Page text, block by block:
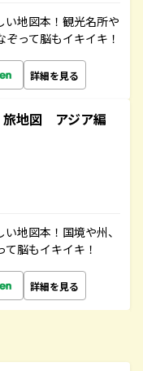
い地図本！観光名所や
って脳もイキイキ！
詳細を見る
地図 アジア編
地図本！国境や州、
脳もイキイキ！
詳細を見る